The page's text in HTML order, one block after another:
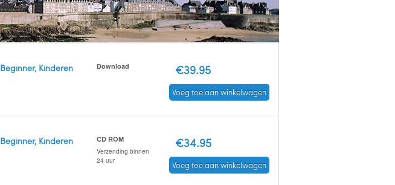
Beginner, Kinderen Download €39.95
Voeg toe aan winkelwagen
Beginner, Kinderen CD ROM
Verzending binnen
24 uur
€34.95
Voeg toe aan winkelwagen